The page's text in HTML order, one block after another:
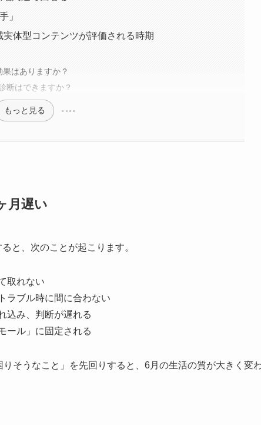
」
体型コンテンツが評価される時期
はありますか？
断はできますか？
もっと見る
月遅い
と、次のことが起こります。
取れない
ラブル時に間に合わない
込み、判断が遅れる
ール」に固定される
そうなこと」を先回りすると、6月の生活の質が大きく変